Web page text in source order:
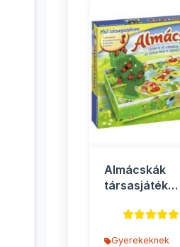
Almácskák
társasjáték
Ravensburger
Gyerekeknek